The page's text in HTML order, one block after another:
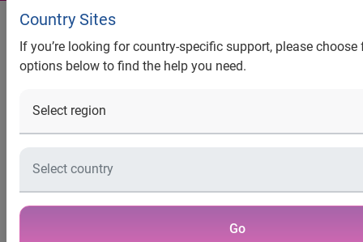
Country Sites
If you’re looking for country-specific support, please choose
options below to find the help you need.
Go
Dia das Crianças puxa alta nos
cheques sem fundos, revela
Serasa Experian
Índice volta ao patamar de outubro de 2009, período em
país, conforme revela o Indicador Serasa Experian de
Cheques Sem Fundos. O percentual foi maior que o 1,82%
de devolução registrado em setembro último, e que o 1,56%